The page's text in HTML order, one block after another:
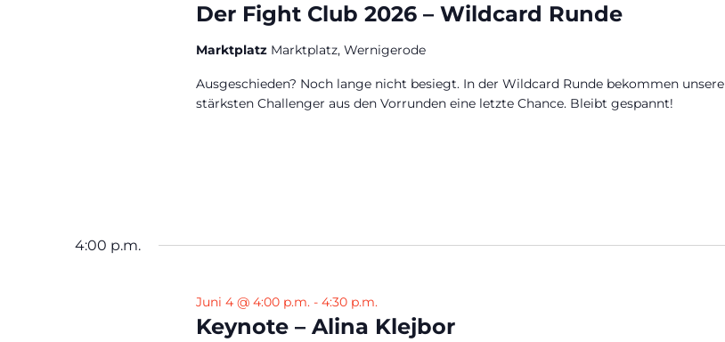
Der Fight Club 2026 – Wildcard Runde
Marktplatz Marktplatz, Wernigerode
Ausgeschieden? Noch lange nicht besiegt. In der Wildcard Runde bekommen unsere
stärksten Challenger aus den Vorrunden eine letzte Chance. Bleibt gespannt!
4:00 p.m.
Keynote – Alina Klejbor
Juni 4 @ 4:00 p.m.- 4:30 p.m.